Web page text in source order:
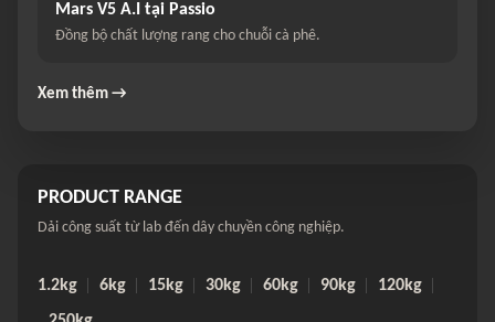
Mars V5 A.I tại Passio
Đồng bộ chất lượng rang cho chuỗi cà phê.
Xem thêm →
PRODUCT RANGE
Dải công suất từ lab đến dây chuyền công nghiệp.
1.2kg 6kg 15kg 30kg 60kg 90kg
120kg